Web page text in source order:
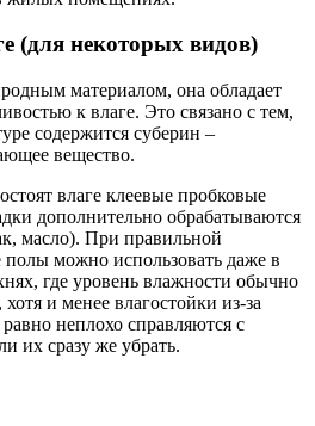
(для некоторых видов)
материалом, она обладает
к влаге. Это связано с тем,
содержится суберин –
вещество.
влаге клеевые пробковые
дополнительно обрабатываются
масло). При правильной
можно использовать даже в
где уровень влажности обычно
и менее влагостойки из-за
неплохо справляются с
их сразу же убрать.